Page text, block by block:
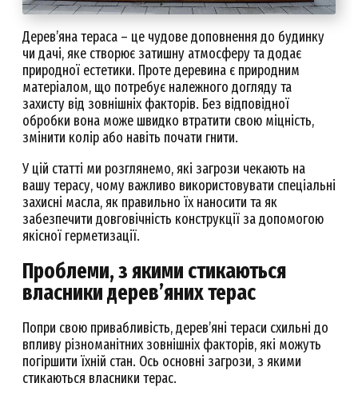
Дерев’яна тераса – це чудове доповнення до будинку
чи дачі, яке створює затишну атмосферу та додає
природної естетики. Проте деревина є природним
матеріалом, що потребує належного догляду та
захисту від зовнішніх факторів. Без відповідної
обробки вона може швидко втратити свою міцність,
змінити колір або навіть почати гнити.
У цій статті ми розглянемо, які загрози чекають на
вашу терасу, чому важливо використовувати спеціальні
захисні масла, як правильно їх наносити та як
забезпечити довговічність конструкції за допомогою
якісної герметизації.
Проблеми, з якими стикаються
власники дерев’яних терас
Попри свою привабливість, дерев’яні тераси схильні до
впливу різноманітних зовнішніх факторів, які можуть
погіршити їхній стан. Ось основні загрози, з якими
стикаються власники терас.